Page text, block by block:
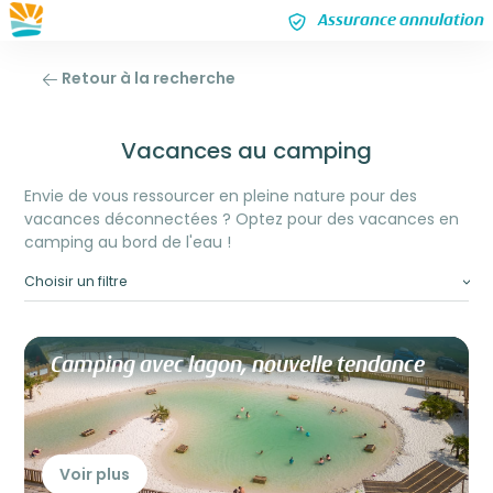
Assurance annulation
Retour à la recherche
Vacances au camping
Envie de vous ressourcer en pleine nature pour des
vacances déconnectées ? Optez pour des vacances en
camping au bord de l'eau !
Choisir un filtre
Camping avec lagon, nouvelle tendance
Voir plus